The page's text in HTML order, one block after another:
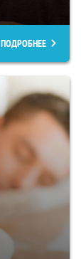
ПОДРОБНЕЕ